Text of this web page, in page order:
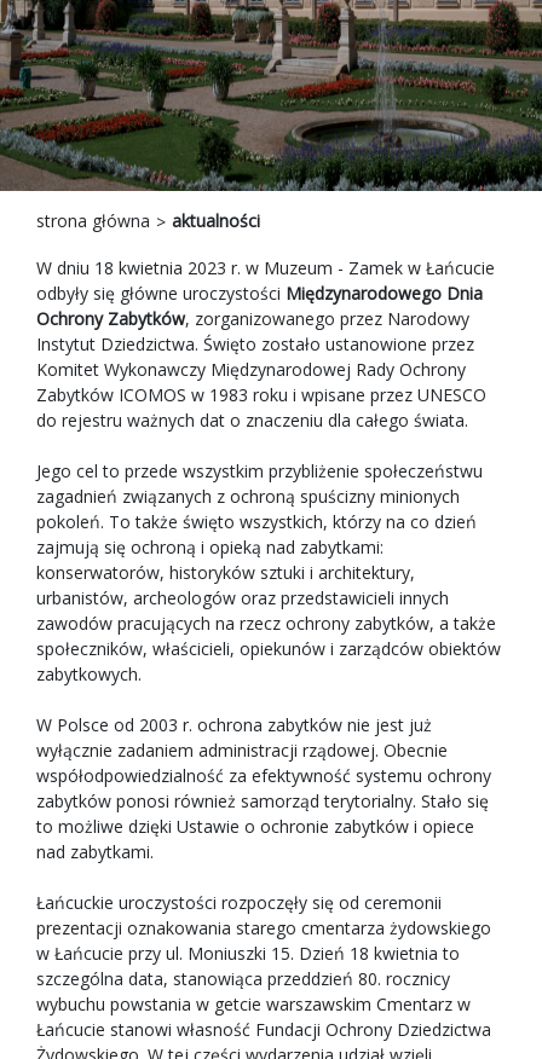
strona główna aktualności
W dniu 18 kwietnia 2023 r. w Muzeum - Zamek w Łańcucie
odbyły się główne uroczystości Międzynarodowego Dnia
Ochrony Zabytków, zorganizowanego przez Narodowy
Instytut Dziedzictwa. Święto zostało ustanowione przez
Komitet Wykonawczy Międzynarodowej Rady Ochrony
Zabytków ICOMOS w 1983 roku i wpisane przez UNESCO
do rejestru ważnych dat o znaczeniu dla całego świata.
Jego cel to przede wszystkim przybliżenie społeczeństwu
zagadnień związanych z ochroną spuścizny minionych
pokoleń. To także święto wszystkich, którzy na co dzień
zajmują się ochroną i opieką nad zabytkami:
konserwatorów, historyków sztuki i architektury,
urbanistów, archeologów oraz przedstawicieli innych
zawodów pracujących na rzecz ochrony zabytków, a także
społeczników, właścicieli, opiekunów i zarządców obiektów
zabytkowych.
W Polsce od 2003 r. ochrona zabytków nie jest już
wyłącznie zadaniem administracji rządowej. Obecnie
współodpowiedzialność za efektywność systemu ochrony
zabytków ponosi również samorząd terytorialny. Stało się
to możliwe dzięki Ustawie o ochronie zabytków i opiece
nad zabytkami.
Łańcuckie uroczystości rozpoczęły się od ceremonii
prezentacji oznakowania starego cmentarza żydowskiego
w Łańcucie przy ul. Moniuszki 15. Dzień 18 kwietnia to
szczególna data, stanowiąca przeddzień 80. rocznicy
wybuchu powstania w getcie warszawskim Cmentarz w
Łańcucie stanowi własność Fundacji Ochrony Dziedzictwa